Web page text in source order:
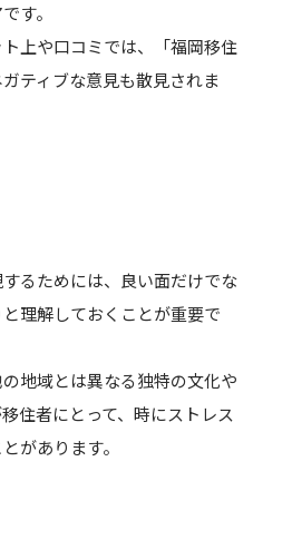
す。
上や口コミでは、「福岡移住
ティブな意見も散見されま
るためには、良い面だけでな
理解しておくことが重要で
地域とは異なる独特の文化や
住者にとって、時にストレス
があります。